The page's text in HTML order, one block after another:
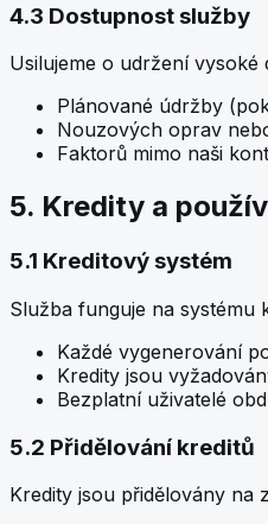
4.3 Dostupnost služby
Usilujeme o udržení
Plánované údržby
Nouzových oprav
Faktorů mimo naši
5. Kredity a
5.1 Kreditový systém
Služba funguje na systému
Každé vygenerování
Kredity jsou
Bezplatní uživatelé
5.2 Přidělování kreditů
Kredity jsou přidělovány na